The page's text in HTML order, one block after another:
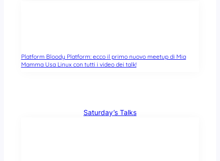
Platform Bloody Platform: ecco il primo nuovo meetup di Mia
Mamma Usa Linux con tutti i video dei talk!
Saturday’s Talks